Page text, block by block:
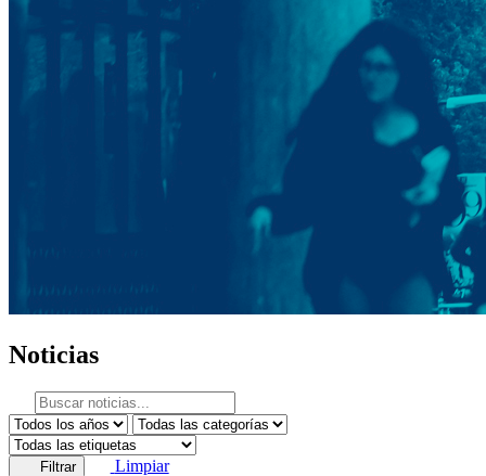
Noticias
Filtrar Limpiar